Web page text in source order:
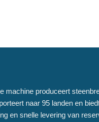
machine produceert
naar 95 landen en
en snelle levering van